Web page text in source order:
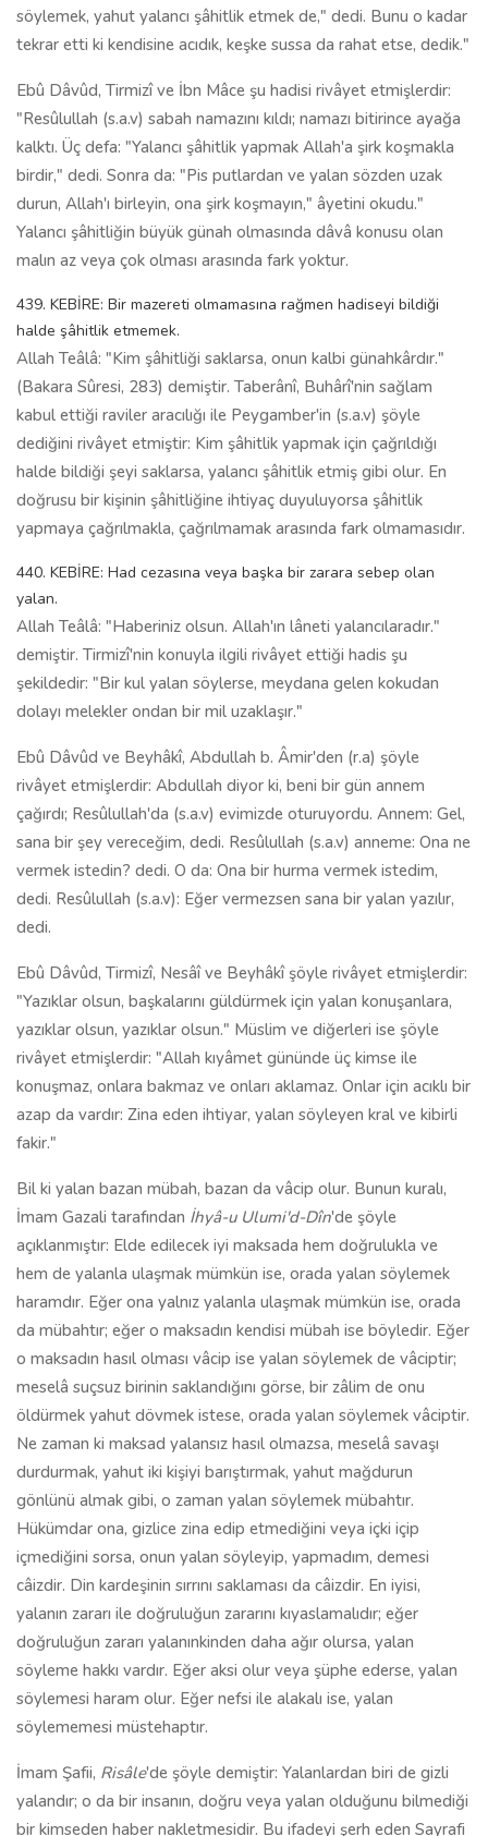
söylemek, yahut yalancı şâhitlik etmek de," dedi. Bunu o kadar
tekrar etti ki kendisine acıdık, keşke sussa da rahat etse, dedik."
Ebû Dâvûd, Tirmizî ve İbn Mâce şu hadisi rivâyet etmişlerdir:
"Resûlullah (s.a.v) sabah namazını kıldı; namazı bitirince ayağa
kalktı. Üç defa: "Yalancı şâhitlik yapmak Allah'a şirk koşmakla
birdir," dedi. Sonra da: "Pis putlardan ve yalan sözden uzak
durun, Allah'ı birleyin, ona şirk koşmayın," âyetini okudu."
Yalancı şâhitliğin büyük günah olmasında dâvâ konusu olan
malın az veya çok olması arasında fark yoktur.
439. KEBİRE: Bir mazereti olmamasına rağmen hadiseyi bildiği
halde şâhitlik etmemek.
Allah Teâlâ: "Kim şâhitliği saklarsa, onun kalbi günahkârdır."
(Bakara Sûresi, 283) demiştir. Taberânî, Buhârî'nin sağlam
kabul ettiği raviler aracılığı ile Peygamber'in (s.a.v) şöyle
dediğini rivâyet etmiştir: Kim şâhitlik yapmak için çağrıldığı
halde bildiği şeyi saklarsa, yalancı şâhitlik etmiş gibi olur. En
doğrusu bir kişinin şâhitliğine ihtiyaç duyuluyorsa şâhitlik
yapmaya çağrılmakla, çağrılmamak arasında fark olmamasıdır.
440. KEBİRE: Had cezasına veya başka bir zarara sebep olan
yalan.
Allah Teâlâ: "Haberiniz olsun. Allah'ın lâneti yalancılaradır."
demiştir. Tirmizî'nin konuyla ilgili rivâyet ettiği hadis şu
şekildedir: "Bir kul yalan söylerse, meydana gelen kokudan
dolayı melekler ondan bir mil uzaklaşır."
Ebû Dâvûd ve Beyhâkî, Abdullah b. Âmir'den (r.a) şöyle
rivâyet etmişlerdir: Abdullah diyor ki, beni bir gün annem
çağırdı; Resûlullah'da (s.a.v) evimizde oturuyordu. Annem: Gel,
sana bir şey vereceğim, dedi. Resûlullah (s.a.v) anneme: Ona ne
vermek istedin? dedi. O da: Ona bir hurma vermek istedim,
dedi. Resûlullah (s.a.v): Eğer vermezsen sana bir yalan yazılır,
dedi.
Ebû Dâvûd, Tirmizî, Nesâî ve Beyhâkî şöyle rivâyet etmişlerdir:
"Yazıklar olsun, başkalarını güldürmek için yalan konuşanlara,
yazıklar olsun, yazıklar olsun." Müslim ve diğerleri ise şöyle
rivâyet etmişlerdir: "Allah kıyâmet gününde üç kimse ile
konuşmaz, onlara bakmaz ve onları aklamaz. Onlar için acıklı bir
azap da vardır: Zina eden ihtiyar, yalan söyleyen kral ve kibirli
fakir."
Bil ki yalan bazan mübah, bazan da vâcip olur. Bunun kuralı,
İmam Gazali tarafından İhyâ-u Ulumi'd-Dîn'de şöyle
açıklanmıştır: Elde edilecek iyi maksada hem doğrulukla ve
hem de yalanla ulaşmak mümkün ise, orada yalan söylemek
haramdır. Eğer ona yalnız yalanla ulaşmak mümkün ise, orada
da mübahtır; eğer o maksadın kendisi mübah ise böyledir. Eğer
o maksadın hasıl olması vâcip ise yalan söylemek de vâciptir;
meselâ suçsuz birinin saklandığını görse, bir zâlim de onu
öldürmek yahut dövmek istese, orada yalan söylemek vâciptir.
Ne zaman ki maksad yalansız hasıl olmazsa, meselâ savaşı
durdurmak, yahut iki kişiyi barıştırmak, yahut mağdurun
gönlünü almak gibi, o zaman yalan söylemek mübahtır.
Hükümdar ona, gizlice zina edip etmediğini veya içki içip
içmediğini sorsa, onun yalan söyleyip, yapmadım, demesi
câizdir. Din kardeşinin sırrını saklaması da câizdir. En iyisi,
yalanın zararı ile doğruluğun zararını kıyaslamalıdır; eğer
doğruluğun zararı yalanınkinden daha ağır olursa, yalan
söyleme hakkı vardır. Eğer aksi olur veya şüphe ederse, yalan
söylemesi haram olur. Eğer nefsi ile alakalı ise, yalan
söylememesi müstehaptır.
İmam Şafii, Risâle'de şöyle demiştir: Yalanlardan biri de gizli
yalandır; o da bir insanın, doğru veya yalan olduğunu bilmediği
bir kimseden haber nakletmesidir. Bu ifadeyi şerh eden Sayrafi